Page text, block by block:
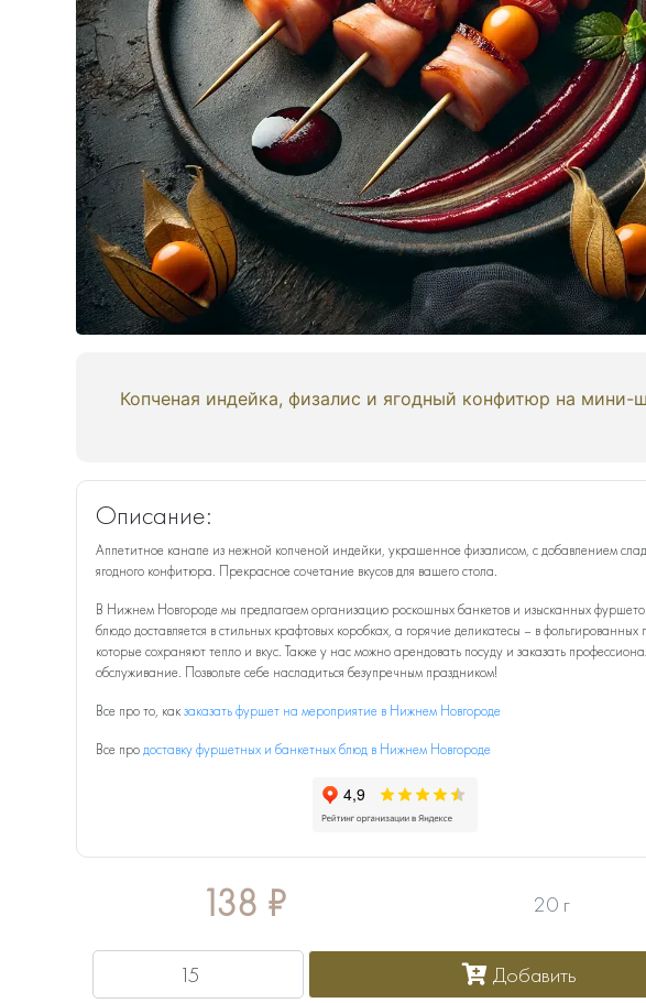
Копченая индейка, физалис и ягодный конфитюр на мини-
Описание:
Аппетитное канапе из нежной копченой индейки, украшенное физалисом, с добавлением
ягодного конфитюра. Прекрасное сочетание вкусов для вашего стола.
В Нижнем Новгороде мы предлагаем организацию роскошных банкетов и изысканных
блюдо доставляется в стильных крафтовых коробках, а горячие деликатесы – в фольгированных
которые сохраняют тепло и вкус. Также у нас можно арендовать посуду и заказать
обслуживание. Позвольте себе насладиться безупречным праздником!
Все про то, какзаказать фуршет на мероприятие в Нижнем Новгороде
Все продоставку фуршетных и банкетных блюд в Нижнем Новгороде
138 ₽ 20 г
Добавить